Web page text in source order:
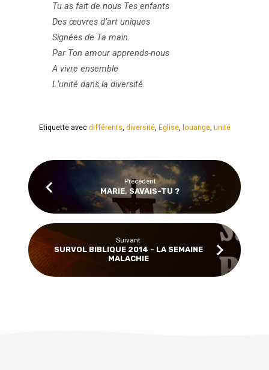
Tu as fait de nous Tes enfants
Des œuvres d’art uniques
Signées de Ta main.
Par Ton amour apprends-nous
A vivre ensemble
L’unité dans la diversité.
Etiquette avec différents, diversité, Eglise, louange, unité
Précédent
MARIE, SAVAIS-TU ?
Suivant
SURVOL BIBLIQUE 2014 - LA SEMAINE
MALACHIE